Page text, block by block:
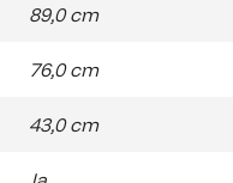
89,0 cm
76,0 cm
43,0 cm